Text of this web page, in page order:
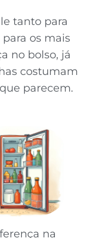
tanto para
os mais
no bolso, já
costumam
parecem.
na